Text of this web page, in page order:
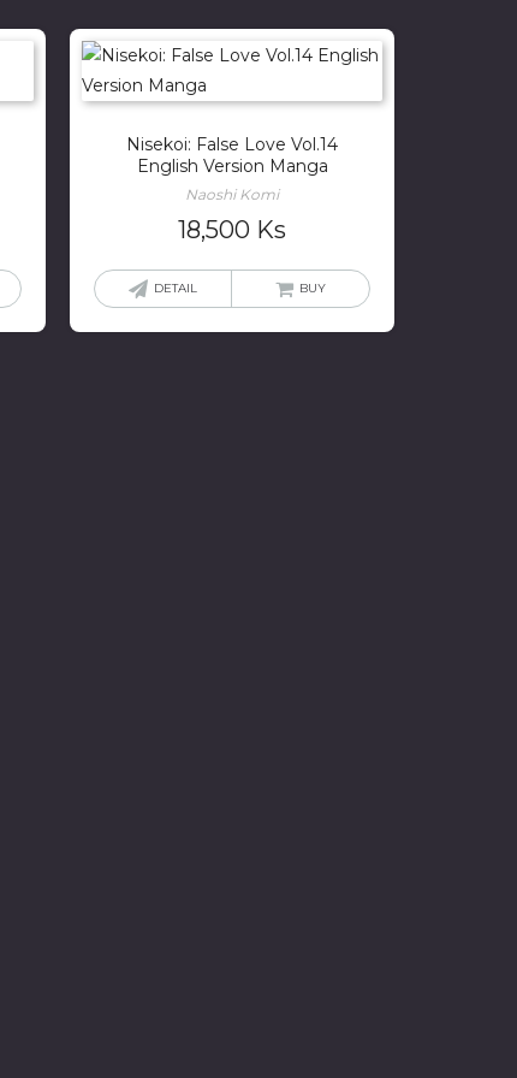
Nisekoi: False Love Vol.14
English Version Manga
Naoshi Komi
18,500 Ks
DETAIL BUY